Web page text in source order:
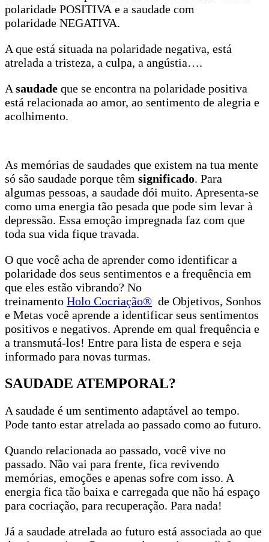
polaridade POSITIVA e a saudade com
polaridade NEGATIVA.
A que está situada na polaridade negativa, está
atrelada a tristeza, a culpa, a angústia….
A saudade que se encontra na polaridade positiva
está relacionada ao amor, ao sentimento de alegria e
acolhimento.
As memórias de saudades que existem na tua mente
só são saudade porque têm significado. Para
algumas pessoas, a saudade dói muito. Apresenta-se
como uma energia tão pesada que pode sim levar à
depressão. Essa emoção impregnada faz com que
toda sua vida fique travada.
O que você acha de aprender como identificar a
polaridade dos seus sentimentos e a frequência em
que eles estão vibrando? No
treinamento Holo Cocriação® de Objetivos, Sonhos
e Metas você aprende a identificar seus sentimentos
positivos e negativos. Aprende em qual frequência e
a transmutá-los! Entre para lista de espera e seja
informado para novas turmas.
SAUDADE ATEMPORAL?
A saudade é um sentimento adaptável ao tempo.
Pode tanto estar atrelada ao passado como ao futuro.
Quando relacionada ao passado, você vive no
passado. Não vai para frente, fica revivendo
memórias, emoções e apenas sofre com isso. A
energia fica tão baixa e carregada que não há espaço
para cocriação, para recuperação. Para nada!
Já a saudade atrelada ao futuro está associada ao que